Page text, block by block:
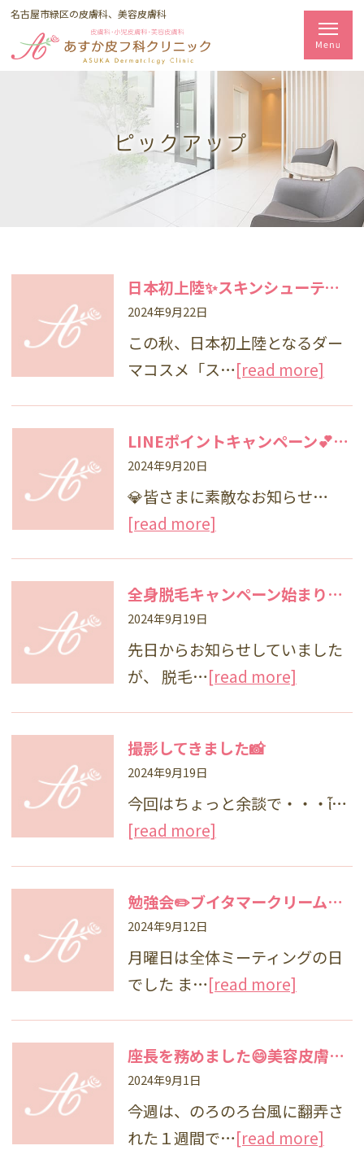
名古屋市緑区の皮膚科、美容皮膚科
ピックアップ
日本初上陸✨スキンシューティカルズ🍷ローンチパーティー
2024年9月22日
この秋、日本初上陸となるダー
マコスメ「ス…[read more]
LINEポイントキャンペーン💕しわ・たるみのカウンセリングを受けてLINEポイントGET✊
2024年9月20日
💎皆さまに素敵なお知らせ…
[read more]
全身脱毛キャンペーン始まります‼️
2024年9月19日
先日からお知らせしていました
が、 脱毛…[read more]
撮影してきました📸
2024年9月19日
今回はちょっと余談で・・・ἷ…
[read more]
勉強会✏️ブイタマークリーム（アトピー性皮膚炎・乾癬）
2024年9月12日
月曜日は全体ミーティングの日
でした ま…[read more]
座長を務めました😄美容皮膚科学会
2024年9月1日
今週は、のろのろ台風に翻弄さ
れた１週間で…[read more]